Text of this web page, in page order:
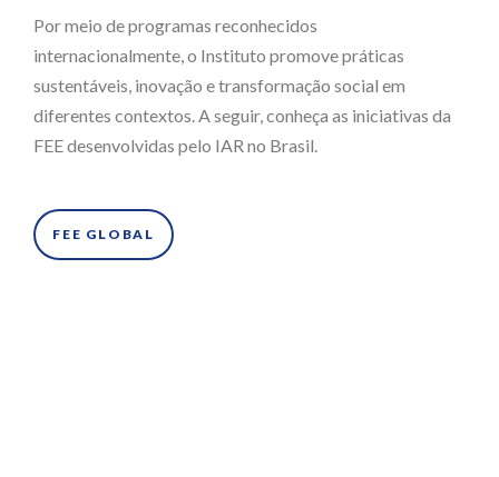
Por meio de programas reconhecidos
internacionalmente, o Instituto promove práticas
sustentáveis, inovação e transformação social em
diferentes contextos. A seguir, conheça as iniciativas da
FEE desenvolvidas pelo IAR no Brasil.
FEE GLOBAL